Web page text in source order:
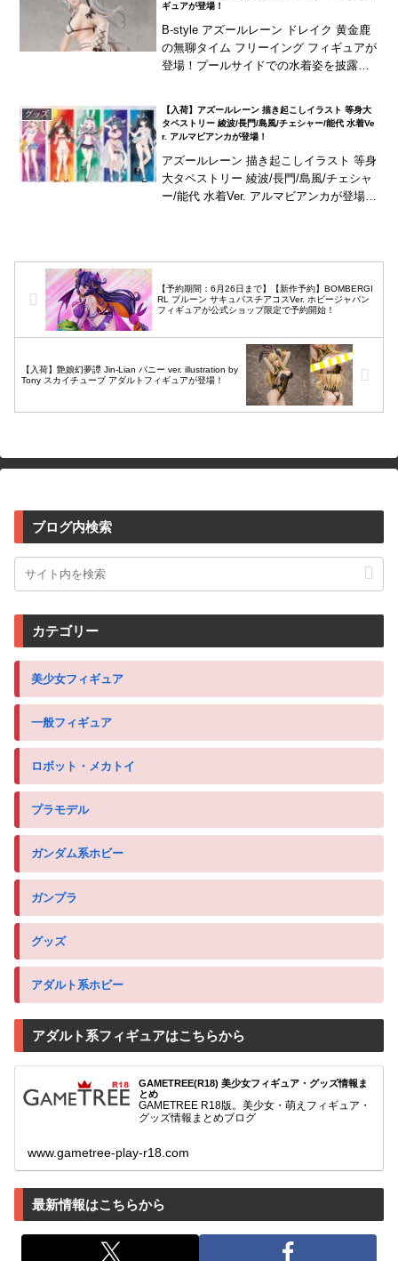
ギュアが登場！
B-style アズールレーン ドレイク 黄金鹿
の無聊タイム フリーイング フィギュアが
登場！プールサイドでの水着姿を披露す
グッズ
【入荷】アズールレーン 描き起こしイラスト 等身大
タペストリー 綾波/長門/島風/チェシャー/能代 水着Ve
r. アルマビアンカが登場！
アズールレーン 描き起こしイラスト 等身
大タペストリー 綾波/長門/島風/チェシャ
ー/能代 水着Ver. アルマビアンカが登場！
【予約期間：6月26日まで】【新作予約】BOMBERGI
RL プルーン サキュバスチアコスVer. ホビージャパン
フィギュアが公式ショップ限定で予約開始！
【入荷】艶娘幻夢譚 Jin-Lian バニー ver. illustration by
Tony スカイチューブ アダルトフィギュアが登場！
ブログ内検索
カテゴリー
美少女フィギュア
一般フィギュア
ロボット・メカトイ
プラモデル
ガンダム系ホビー
ガンプラ
グッズ
アダルト系ホビー
アダルト系フィギュアはこちらから
GAMETREE(R18) 美少女フィギュア・グッズ情報ま
とめ
GAMETREE R18版。美少女・萌えフィギュア・
グッズ情報まとめブログ
www.gametree-play-r18.com
最新情報はこちらから